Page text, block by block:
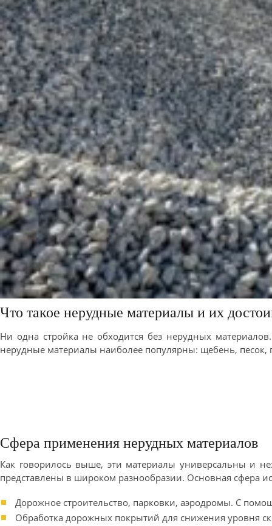
Что такое нерудные материалы и их
Ни одна стройка не обходится без нерудных
нерудные материалы наиболее популярны: щебень, песок,
Сфера применения нерудных материалов
Как говорилось выше, эти материалы универсальны и
представлены в широком разнообразии. Основная сфера
Дорожное строительство, парковки, аэродромы. С
Обработка дорожных покрытий для снижения уровня